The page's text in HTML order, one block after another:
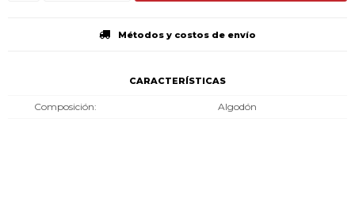
Métodos y costos de envío
CARACTERÍSTICAS
Composición Algodón